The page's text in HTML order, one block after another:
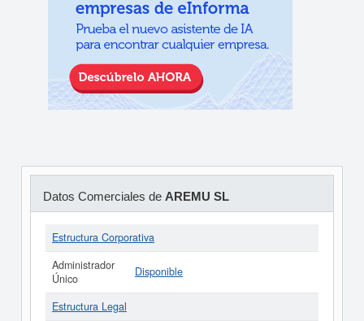
Datos Comerciales de AREMU SL
Estructura Corporativa
Administrador
Único
Disponible
Estructura Legal